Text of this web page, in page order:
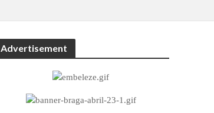
Advertisement